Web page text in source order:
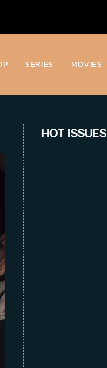
SERIES MOVIES
HOT ISSUES